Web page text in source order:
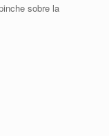
sobre la